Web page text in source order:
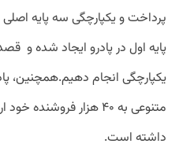
پایه اول در پادرو ایجاد شده و
یکپارچگی انجام دهیم.همچنین،
داشته است.